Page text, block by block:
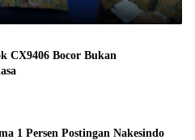
CX9406 Bocor Bukan
1 Persen Postingan Nakesindo